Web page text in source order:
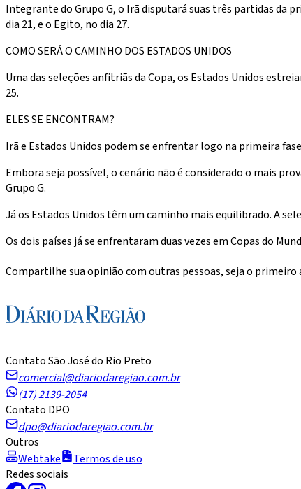
Integrante do Grupo G, o Irã disputará suas três partidas da
dia 21, e o Egito, no dia 27.
COMO SERÁ O CAMINHO DOS ESTADOS UNIDOS
Uma das seleções anfitriãs da Copa, os Estados Unidos
25.
ELES SE ENCONTRAM?
Irã e Estados Unidos podem se enfrentar logo na primeira
Embora seja possível, o cenário não é considerado o mais
Grupo G.
Já os Estados Unidos têm um caminho mais equilibrado. A
Os dois países já se enfrentaram duas vezes em Copas do
Compartilhe sua opinião com outras pessoas, seja o
Contato São José do Rio Preto
comercial@diariodaregiao.com.br
(17) 2139-2054
Contato DPO
dpo@diariodaregiao.com.br
Outros
Webtake
Termos de uso
Redes sociais